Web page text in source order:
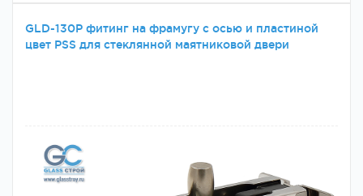
GLD-130P фитинг на фрамугу с осью и пластиной
цвет PSS для стеклянной маятниковой двери